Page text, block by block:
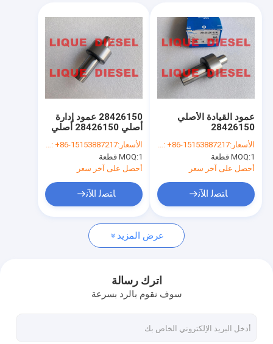
المنتجات
حول بنا
جولة في المعمل
طلب اقتباس
دلفي حاقن الوقود
حاقن الوقود من Cat
حاقن آخر
28426150 عمود إدارة
أصلي 28426150 أصلي
وجديد
الأسعار:whatsapp/wechat: +86-15153887217
MOQ:1 قطعة
أحصل على آخر سعر
ﺎﺘﺼﻟ ﺍﻶﻧ
عمود القيادة الأصلي
28426150
الأسعار:whatsapp/wechat: +86-15153887217
MOQ:1 قطعة
أحصل على آخر سعر
ﺎﺘﺼﻟ ﺍﻶﻧ
عرض المزيد
اترك رسالة
سوف نقوم بالرد بسرعة